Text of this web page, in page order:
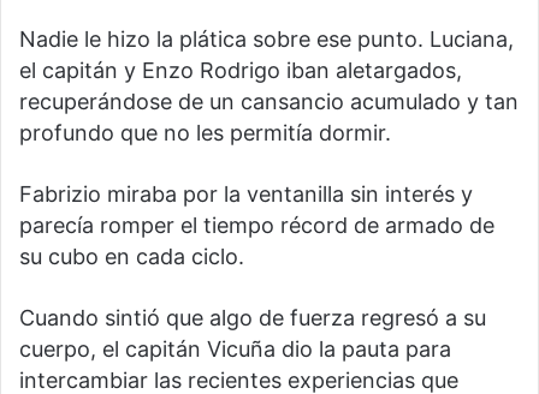
Nadie le hizo la plática sobre ese punto. Luciana,
el capitán y Enzo Rodrigo iban aletargados,
recuperándose de un cansancio acumulado y tan
profundo que no les permitía dormir.
Fabrizio miraba por la ventanilla sin interés y
parecía romper el tiempo récord de armado de
su cubo en cada ciclo.
Cuando sintió que algo de fuerza regresó a su
cuerpo, el capitán Vicuña dio la pauta para
intercambiar las recientes experiencias que